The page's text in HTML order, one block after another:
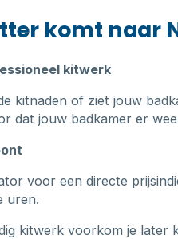
komt naar
kitwerk
kitnaden of ziet jouw
dat jouw badkamer er
voor een directe
uren.
kitwerk voorkom je later